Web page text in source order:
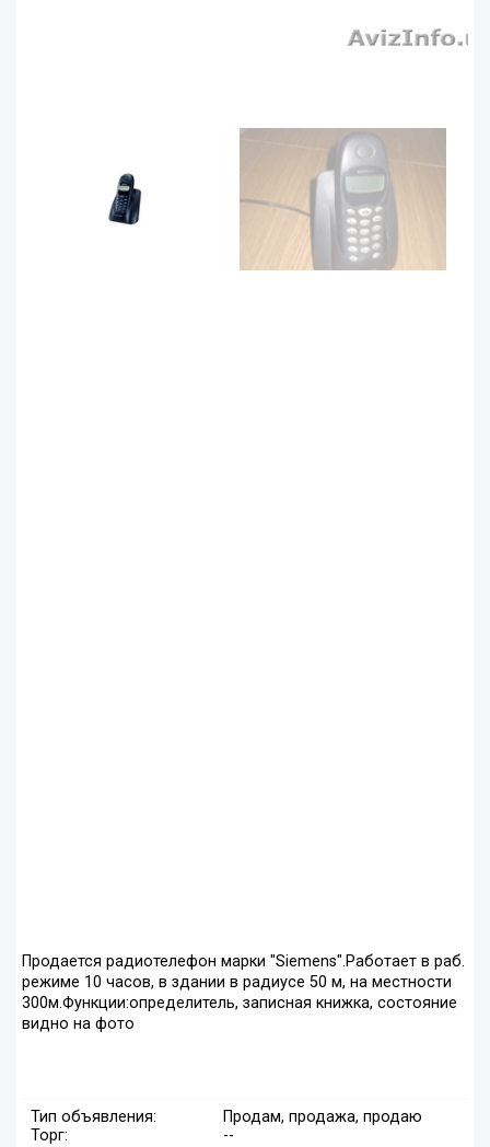
Продается радиотелефон марки "Siemens".Работает в раб.
режиме 10 часов, в здании в радиусе 50 м, на местности
300м.Функции:определитель, записная книжка, состояние
видно на фото
Тип объявления:
Продам, продажа, продаю
Торг:
--